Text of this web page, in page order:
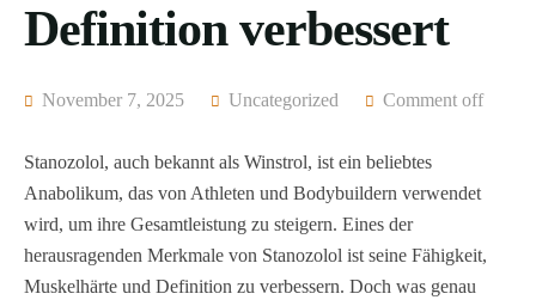
Definition verbessert
November 7, 2025 Uncategorized Comment off
Stanozolol, auch bekannt als Winstrol, ist ein beliebtes
Anabolikum, das von Athleten und Bodybuildern verwendet
wird, um ihre Gesamtleistung zu steigern. Eines der
herausragenden Merkmale von Stanozolol ist seine Fähigkeit,
Muskelhärte und Definition zu verbessern. Doch was genau